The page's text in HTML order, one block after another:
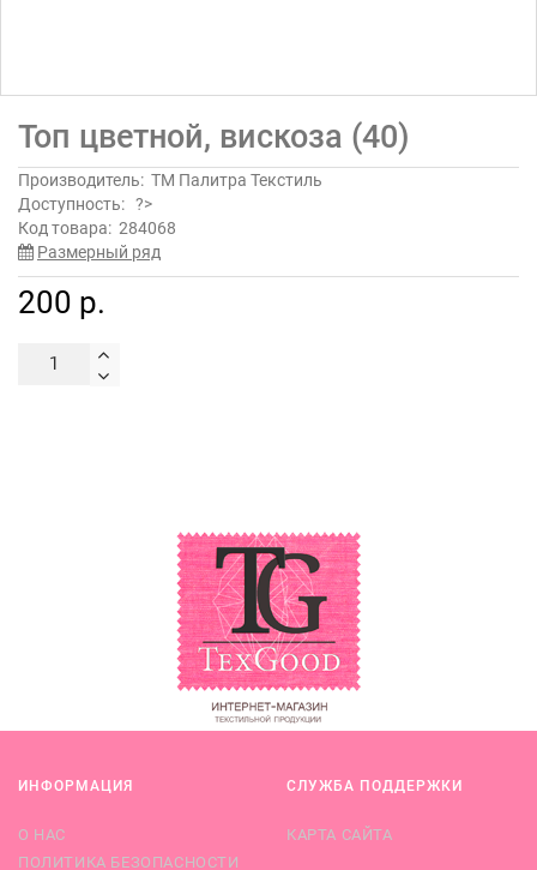
Топ цветной, вискоза (40)
Производитель: ТМ Палитра Текстиль
Доступность: ?>
Код товара: 284068
Размерный ряд
200 р.
ИНФОРМАЦИЯ
О НАС
ПОЛИТИКА БЕЗОПАСНОСТИ
СЛУЖБА ПОДДЕРЖКИ
КАРТА САЙТА